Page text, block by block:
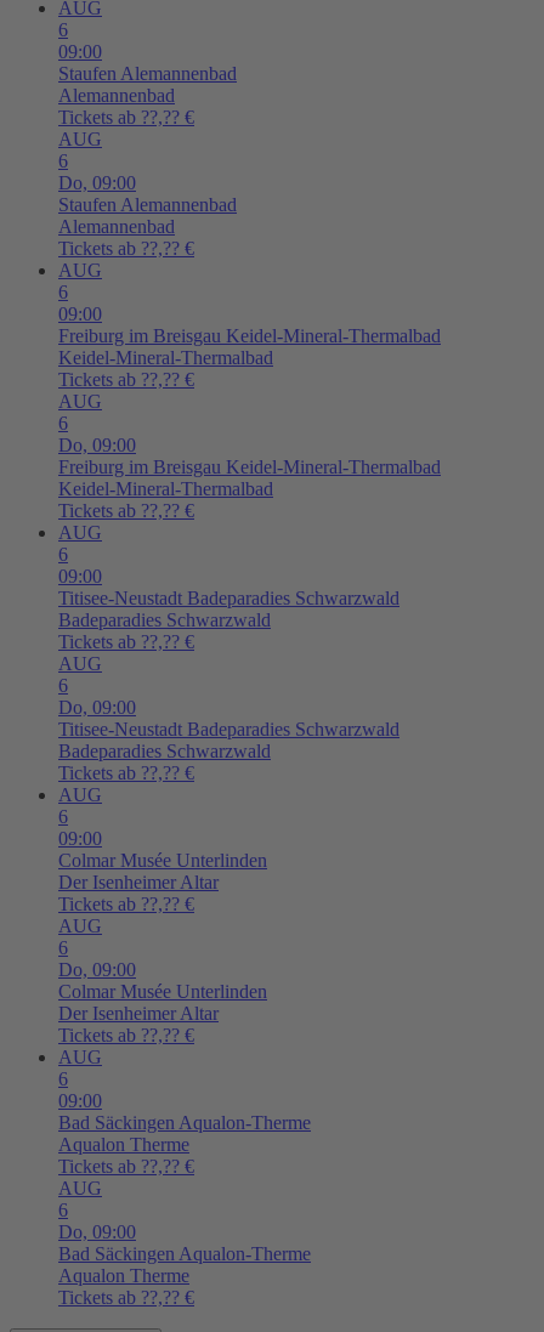
AUG
6
09:00
Staufen Alemannenbad
Alemannenbad
Tickets ab ??,?? €
AUG
6
Do, 09:00
Staufen Alemannenbad
Alemannenbad
Tickets ab ??,?? €
AUG
6
09:00
Freiburg im Breisgau Keidel-Mineral-Thermalbad
Keidel-Mineral-Thermalbad
Tickets ab ??,?? €
AUG
6
Do, 09:00
Freiburg im Breisgau Keidel-Mineral-Thermalbad
Keidel-Mineral-Thermalbad
Tickets ab ??,?? €
AUG
6
09:00
Titisee-Neustadt Badeparadies Schwarzwald
Badeparadies Schwarzwald
Tickets ab ??,?? €
AUG
6
Do, 09:00
Titisee-Neustadt Badeparadies Schwarzwald
Badeparadies Schwarzwald
Tickets ab ??,?? €
AUG
6
09:00
Colmar Musée Unterlinden
Der Isenheimer Altar
Tickets ab ??,?? €
AUG
6
Do, 09:00
Colmar Musée Unterlinden
Der Isenheimer Altar
Tickets ab ??,?? €
AUG
6
09:00
Bad Säckingen Aqualon-Therme
Aqualon Therme
Tickets ab ??,?? €
AUG
6
Do, 09:00
Bad Säckingen Aqualon-Therme
Aqualon Therme
Tickets ab ??,?? €